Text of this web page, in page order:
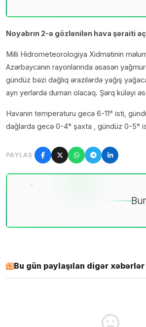
Noyabrın 2-ə gözlənilən hava şəraiti
Milli Hidrometeorologiya Xidmətinin
Azərbaycanın rayonlarında əsasən
gündüz bəzi dağlıq ərazilərdə yağış
ayrı yerlərdə duman olacaq. Şərq küləyi
Havanın temperaturu gecə 6-11° isti,
dağlarda gecə 0-4° şaxta , gündüz 0-5°
PAYLAŞ
Bu gün paylaşılan digər xəbərlər